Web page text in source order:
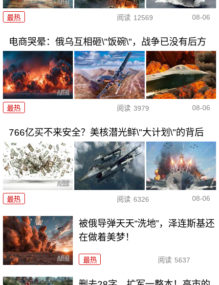
最热 阅读 12569 08-06
电商哭晕：俄乌互相砸\"饭碗\"，战争已没有后方
最热 阅读 3979 08-06
766亿买不来安全？美核潜光鲜\"大计划\"的背后
最热 阅读 6326 08-06
被俄导弹天天“洗地”，泽连斯基还
在做着美梦！
最热 阅读 5637